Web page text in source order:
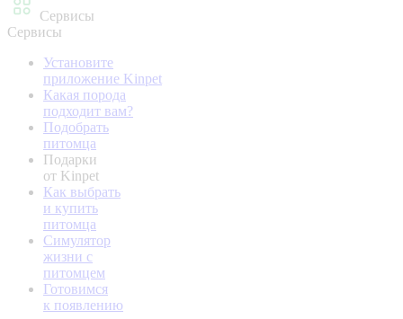
Сервисы
Сервисы
Установите
приложение Kinpet
Какая порода
подходит вам?
Подобрать
питомца
Подарки
от Kinpet
Как выбрать
и купить
питомца
Симулятор
жизни с
питомцем
Готовимся
к появлению